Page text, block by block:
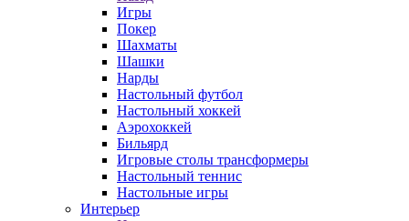
Игры
Покер
Шахматы
Шашки
Нарды
Настольный футбол
Настольный хоккей
Аэрохоккей
Бильярд
Игровые столы трансформеры
Настольный теннис
Настольные игры
Интерьер